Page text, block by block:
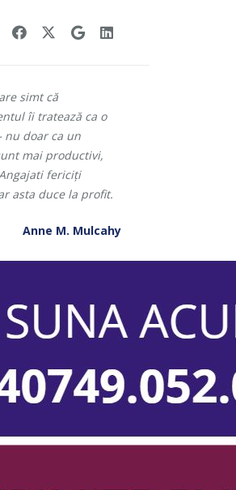
simt că
îi tratează ca o
nu doar ca un
mai productivi,
fericiți
asta duce la profit.
Anne M. Mulcahy